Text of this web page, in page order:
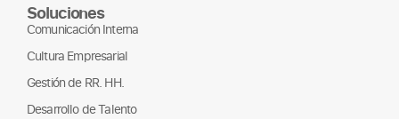
Soluciones
Comunicación Interna
Cultura Empresarial
Gestión de RR. HH.
Desarrollo de Talento